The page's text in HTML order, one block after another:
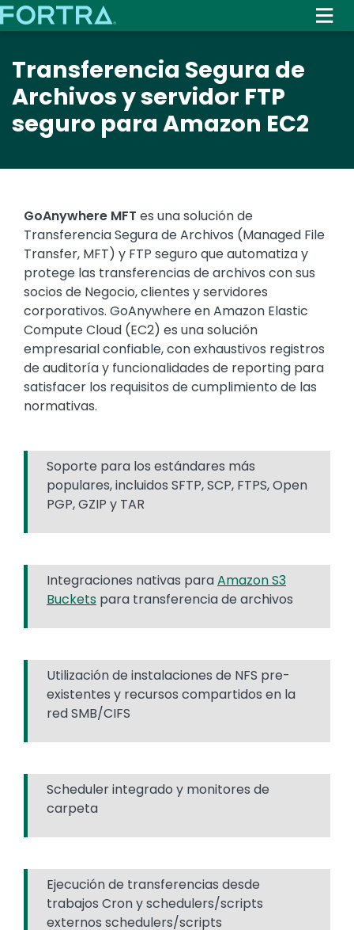
to
content
Transferencia Segura de
Archivos y servidor FTP
seguro para Amazon EC2
Text
GoAnywhere MFT es una solución de
Transferencia Segura de Archivos (Managed File
Transfer, MFT) y FTP seguro que automatiza y
protege las transferencias de archivos con sus
socios de Negocio, clientes y servidores
corporativos. GoAnywhere en Amazon Elastic
Compute Cloud (EC2) es una solución
empresarial confiable, con exhaustivos registros
de auditoría y funcionalidades de reporting para
satisfacer los requisitos de cumplimiento de las
normativas.
Soporte para los estándares más
populares, incluidos SFTP, SCP, FTPS, Open
PGP, GZIP y TAR
Integraciones nativas paraAmazon S3
Buckets para transferencia de archivos
Utilización de instalaciones de NFS pre-
existentes y recursos compartidos en la
red SMB/CIFS
Scheduler integrado y monitores de
carpeta
Ejecución de transferencias desde
trabajos Cron y schedulers/scripts
externos schedulers/scripts